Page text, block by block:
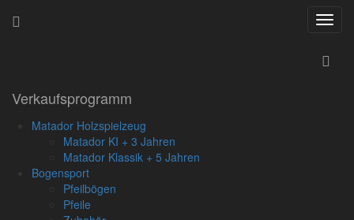
Verkaufsprogramm
Matador Holzspielzeug
Matador KI + 3 Jahren
Matador Klassik + 5 Jahren
Bogensport
Pfeilbögen
Pfeile
Pfeile »
Zedernholzpfeil